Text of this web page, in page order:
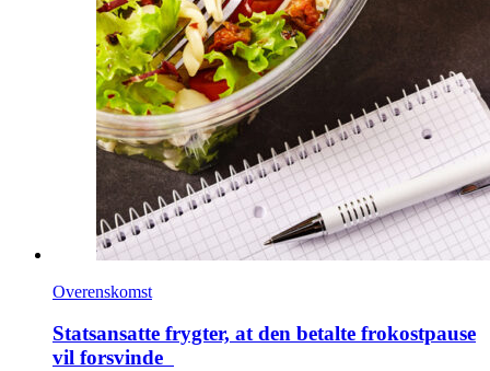
Overenskomst
Statsansatte frygter, at den betalte frokostpause
vil forsvinde